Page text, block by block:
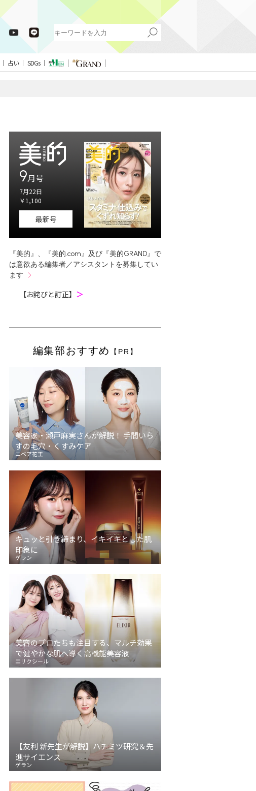
占い SDGs
9月号
7月22日
￥1,100
最新号
『美的』、『美的.com』及び『美的GRAND』で
は意欲ある編集者／アシスタントを募集してい
ます
【お詫びと訂正】 ＞
編集部おすすめ 【PR】
美容家・瀬戸麻実さんが解説！ 手間いら
ずの毛穴・くすみケア
ニベア花王
キュッと引き締まり、イキイキとした肌
印象に
ゲラン
美容のプロたちも注目する、マルチ効果
で健やかな肌へ導く高機能美容液
エリクシール
【友利 新先生が解説】ハチミツ研究＆先
進サイエンス
ゲラン